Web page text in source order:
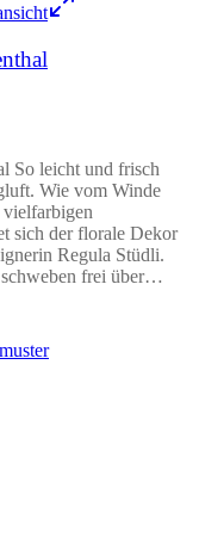
So leicht und frisch
Wie vom Winde
sich der florale Dekor
Regula Stüdli.
frei über…